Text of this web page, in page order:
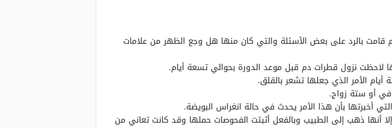
آخرى لسيدة بالغة من العمر 27 عام قامت بالرد على بعض الأسئلة والتي كان منها هل وجع الظهر من علامات
لاحظت نزول قطرات دم قبل موعد الدورة بحوالي تسعة أيام.
الأمر الذي جعلها تشعر بالقلق.
أو ستة زواج.
أخبرتها بأن هذا الأمر يحدث في حالة انغراس البويضة.
أنها ذهب إلى الطبيب وبالفعل أثبتت الفحوصات حملها وقد كانت تعاني من